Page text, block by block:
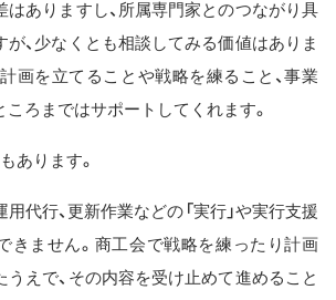
はありますし、所属専門家とのつながり具
が、少なくとも相談してみる価値はありま
計画を立てることや戦略を練ること、事業
ろまではサポートしてくれます。
あります。
代行、更新作業などの「実行」や実行支援
きません。商工会で戦略を練ったり計画
うえで、その内容を受け止めて進めること